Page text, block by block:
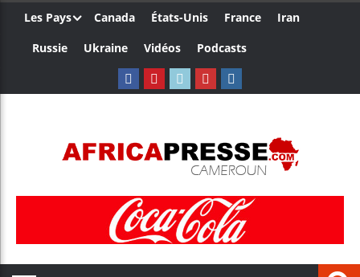
Les Pays Canada États-Unis France
Iran
Russie
Ukraine Vidéos Podcasts